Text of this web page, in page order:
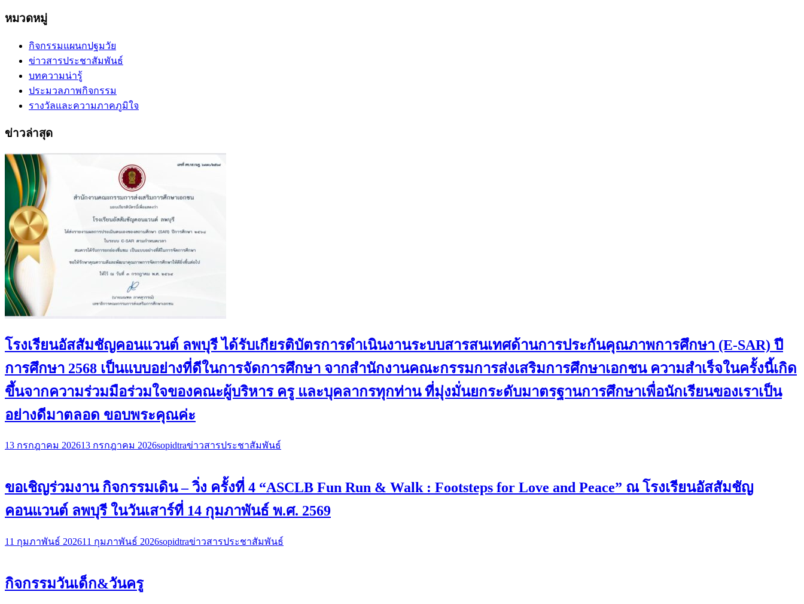
หมวดหมู่
กิจกรรมแผนกปฐมวัย
ข่าวสารประชาสัมพันธ์
บทความน่ารู้
ประมวลภาพกิจกรรม
รางวัลและความภาคภูมิใจ
ข่าวล่าสุด
โรงเรียนอัสสัมชัญคอนแวนต์ ลพบุรี ได้รับเกียรติบัตรการดำเนินงานระบบสารสนเทศด้านการประกันคุณภาพการศึกษา (E-SAR) ปี
การศึกษา 2568 เป็นแบบอย่างที่ดีในการจัดการศึกษา จากสำนักงานคณะกรรมการส่งเสริมการศึกษาเอกชน ความสำเร็จในครั้งนี้เกิด
ขึ้นจากความร่วมมือร่วมใจของคณะผู้บริหาร ครู และบุคลากรทุกท่าน ที่มุ่งมั่นยกระดับมาตรฐานการศึกษาเพื่อนักเรียนของเราเป็น
อย่างดีมาตลอด ขอบพระคุณค่ะ
13 กรกฎาคม 202613 กรกฎาคม 2026sopidtraข่าวสารประชาสัมพันธ์
ขอเชิญร่วมงาน กิจกรรมเดิน – วิ่ง ครั้งที่ 4 “ASCLB Fun Run & Walk : Footsteps for Love and Peace” ณ โรงเรียนอัสสัมชัญ
คอนแวนต์ ลพบุรี ในวันเสาร์ที่ 14 กุมภาพันธ์ พ.ศ. 2569
11 กุมภาพันธ์ 202611 กุมภาพันธ์ 2026sopidtraข่าวสารประชาสัมพันธ์
กิจกรรมวันเด็ก&วันครู